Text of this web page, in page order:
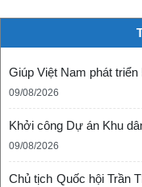
Giúp Việt Nam phát
09/08/2026
Khởi công Dự án Khu
09/08/2026
Chủ tịch Quốc hội Trần